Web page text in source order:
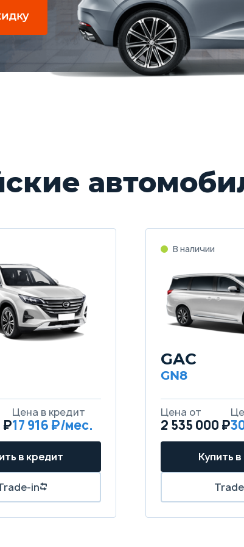
₽17 916
GAC
GN8
2 535 000 ₽